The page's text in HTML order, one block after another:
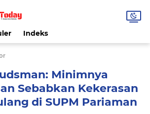
Indeks
Minimnya
Sebabkan Kekerasan
di SUPM Pariaman